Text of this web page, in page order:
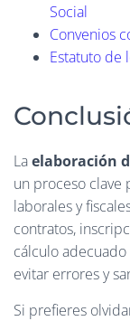
Social
Convenios
Estatuto de
Laelaboración
un proceso clave
laborales y
contratos,
cálculo
evitar errores y
Si prefieres